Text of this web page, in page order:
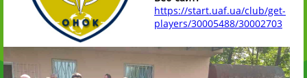
https://start.uaf.ua/club/get-
players/30005488/30002703